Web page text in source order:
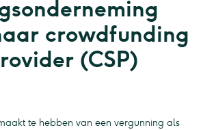
crowdfunding
(CSP)
te hebben van een vergunning als